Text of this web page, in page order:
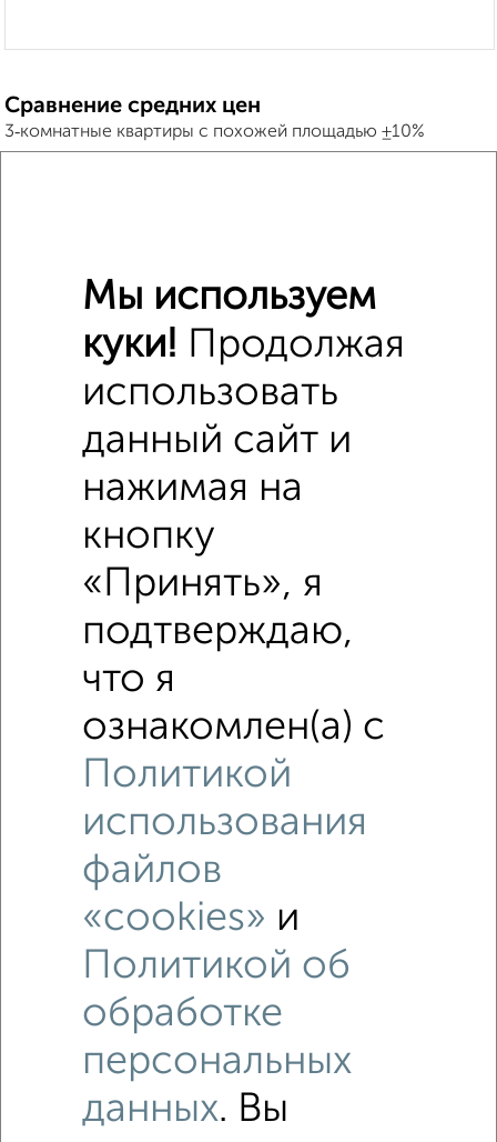
Сравнение средних цен
3‑комнатные квартиры с похожей площадью ±10%
Это предложение
Средняя цена по городу
Похожие предложения рядом
Рядом, с меньшей ценой
Недалеко от Лесная 32 с ценой ниже
3-к квартиры
Поиск по схожим параметрам:
Мы используем
куки! Продолжая
использовать
данный сайт и
нажимая на
кнопку
«Принять», я
подтверждаю,
что я
ознакомлен(а) с
Политикой
использования
файлов
«cookies» и
Политикой об
обработке
персональных
данных. Вы